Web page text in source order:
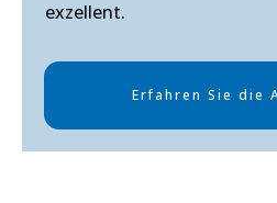
exzellent.
Erfahren Sie die